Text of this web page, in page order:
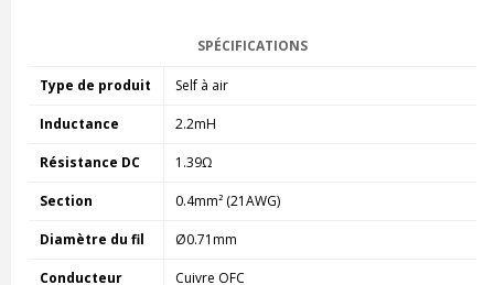
SPÉCIFICATIONS
Type de produit Self à air
Inductance 2.2mH
Résistance DC 1.39Ω
Section 0.4mm² (21AWG)
Diamètre du fil Ø0.71mm
Conducteur Cuivre OFC